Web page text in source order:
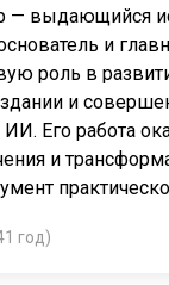
— выдающийся
и
роль в
и
ИИ. Его работа
и
год)